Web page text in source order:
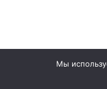
Мы